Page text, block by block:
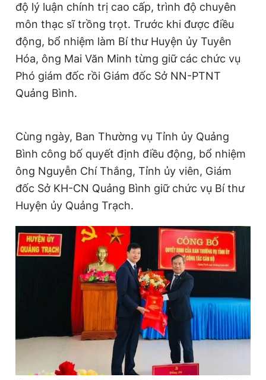
độ lý luận chính trị cao cấp, trình độ chuyên
môn thạc sĩ trồng trọt. Trước khi được điều
động, bổ nhiệm làm Bí thư Huyện ủy Tuyên
Hóa, ông Mai Văn Minh từng giữ các chức vụ
Phó giám đốc rồi Giám đốc Sở NN-PTNT
Quảng Bình.
Cùng ngày, Ban Thường vụ Tỉnh ủy Quảng
Bình công bố quyết định điều động, bổ nhiệm
ông Nguyễn Chí Thắng, Tỉnh ủy viên, Giám
đốc Sở KH-CN Quảng Bình giữ chức vụ Bí thư
Huyện ủy Quảng Trạch.